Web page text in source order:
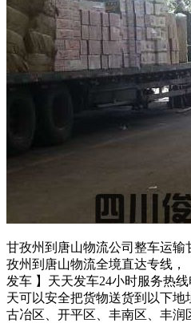
甘孜州到唐山物流公司整车运
孜州到唐山物流全境直达专线
发车 】天天发车24小时服务热线
天可以安全把货物送货到以下地
古冶区、开平区、丰南区、丰